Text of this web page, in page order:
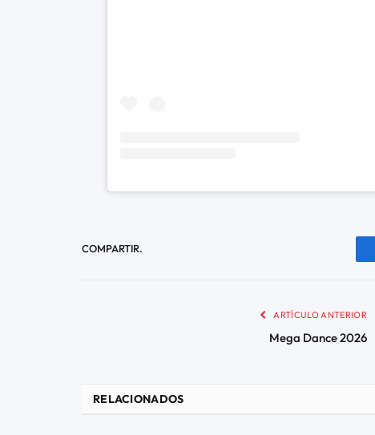
COMPARTIR.
ARTÍCULO ANTERIOR
Mega Dance 2026
RELACIONADOS